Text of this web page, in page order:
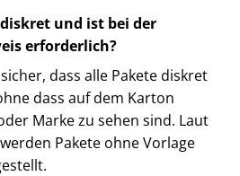
und ist bei der
erforderlich?
dass alle Pakete diskret
dass auf dem Karton
Marke zu sehen sind. Laut
Pakete ohne Vorlage